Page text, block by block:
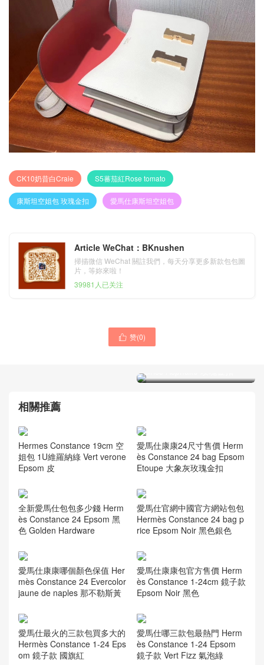
CK10奶昔白Craie S5蕃茄紅Rose tomato
康斯坦空姐包 玫瑰金扣 愛馬仕康斯坦空姐包
Article WeChat：BKnushen
掃描微信 WeChat 關註我們，每天分享更多新款包包圖
片，等妳來啦！
39981人已关注
 赞(0)
愛馬仕迷妳凱莉包2代香港價
格 Hermes Minikelly Z6孔雀
愛馬仕鉑金包 Hermes
Birkin 25cm Togo M8瀝青灰
相關推薦
Hermes Constance 19cm 空
姐包 1U維羅納綠 Vert verone
Epsom 皮
愛馬仕康康24尺寸售價 Herm
ès Constance 24 bag Epsom
Etoupe 大象灰玫瑰金扣
全新愛馬仕包包多少錢 Herm
ès Constance 24 Epsom 黑
色 Golden Hardware
愛馬仕官網中國官方網站包包
Hermès Constance 24 bag p
rice Epsom Noir 黑色銀色